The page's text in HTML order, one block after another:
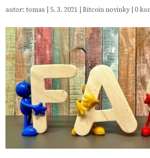
autor:tomas 5. 3. 2021 |Bitcoin novinky |0